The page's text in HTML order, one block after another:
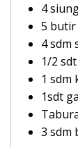
4
5 butir
4 sdm
1/2
1 sdm
1sdt
3 sdm